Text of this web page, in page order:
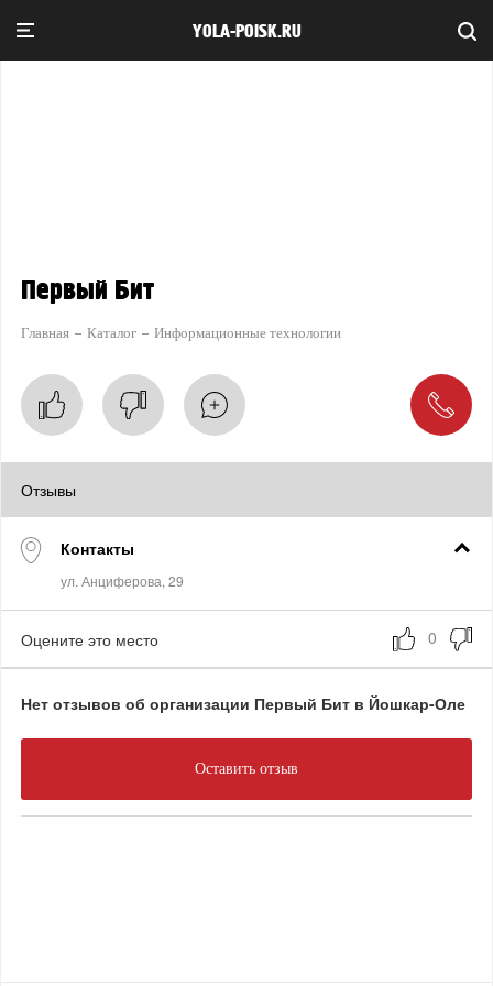
YOLA-POISK.RU
Первый Бит
Главная Каталог Информационные технологии
Отзывы
Контакты
Оцените это место
Нет отзывов об организации Первый Бит в Йошкар-Оле
Оставить отзыв